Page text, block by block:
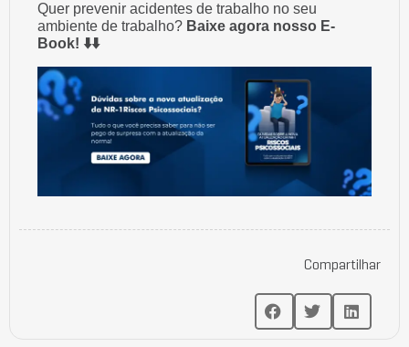
Quer prevenir acidentes de trabalho no seu
ambiente de trabalho? Baixe agora nosso E-
Book! ⬇️⬇️
Compartilhar